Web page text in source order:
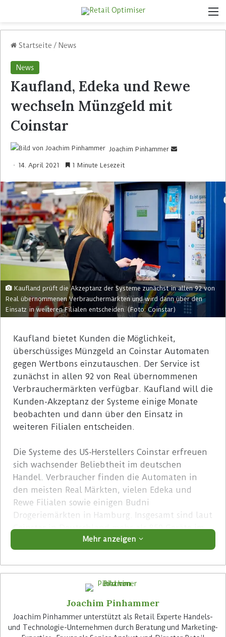
Startseite / News
News
Kaufland, Edeka und Rewe
wechseln Münzgeld mit
Coinstar
Joachim Pinhammer
14. April 2021 1 Minute Lesezeit
Kaufland prüft die Akzeptanz der Systeme zunächst in allen 92 von
Real übernommenen Verbrauchermärkten und wird dann über den
Einsatz in weiteren Filialen entscheiden. (Foto: Coinstar)
Kaufland bietet Kunden die Möglichkeit,
überschüssiges Münzgeld an Coinstar Automaten
gegen Wertbons einzutauschen. Der Service ist
zunächst in allen 92 von Real übernommenen
Verbrauchermärkten verfügbar. Kaufland will die
Kunden-Akzeptanz der Systeme einige Monate
beobachten und dann über den Einsatz in
weiteren Filialen entscheiden.
Die Systeme des US-Herstellers Coinstar erfreuen
sich wachsender Beliebtheit im deutschen
Handel. Verbraucher finden die Automaten in
den meisten Real Märkten, vielen Edeka und
Rewe Filialen sowie einigen Budni
Drogeriemärkten in Hamburg. Insgesamt sind laut
Coinstar in Deutschland mehr als 850 Geräte im
Einsatz. Bis Ende des Jahres sollen es etwa 1.300
sein.
Mehr anzeigen
Joachim Pinhammer
Joachim Pinhammer unterstützt als Retail Experte Handels-
und Technologie-Unternehmen durch Beratung und Marketing-